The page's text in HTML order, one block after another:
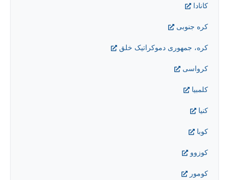
کانادا
کره جنوبی
کره، جمهوری دموکراتیک خلق
کرواسی
کلمبیا
کنیا
کوبا
کوزوو
کومور